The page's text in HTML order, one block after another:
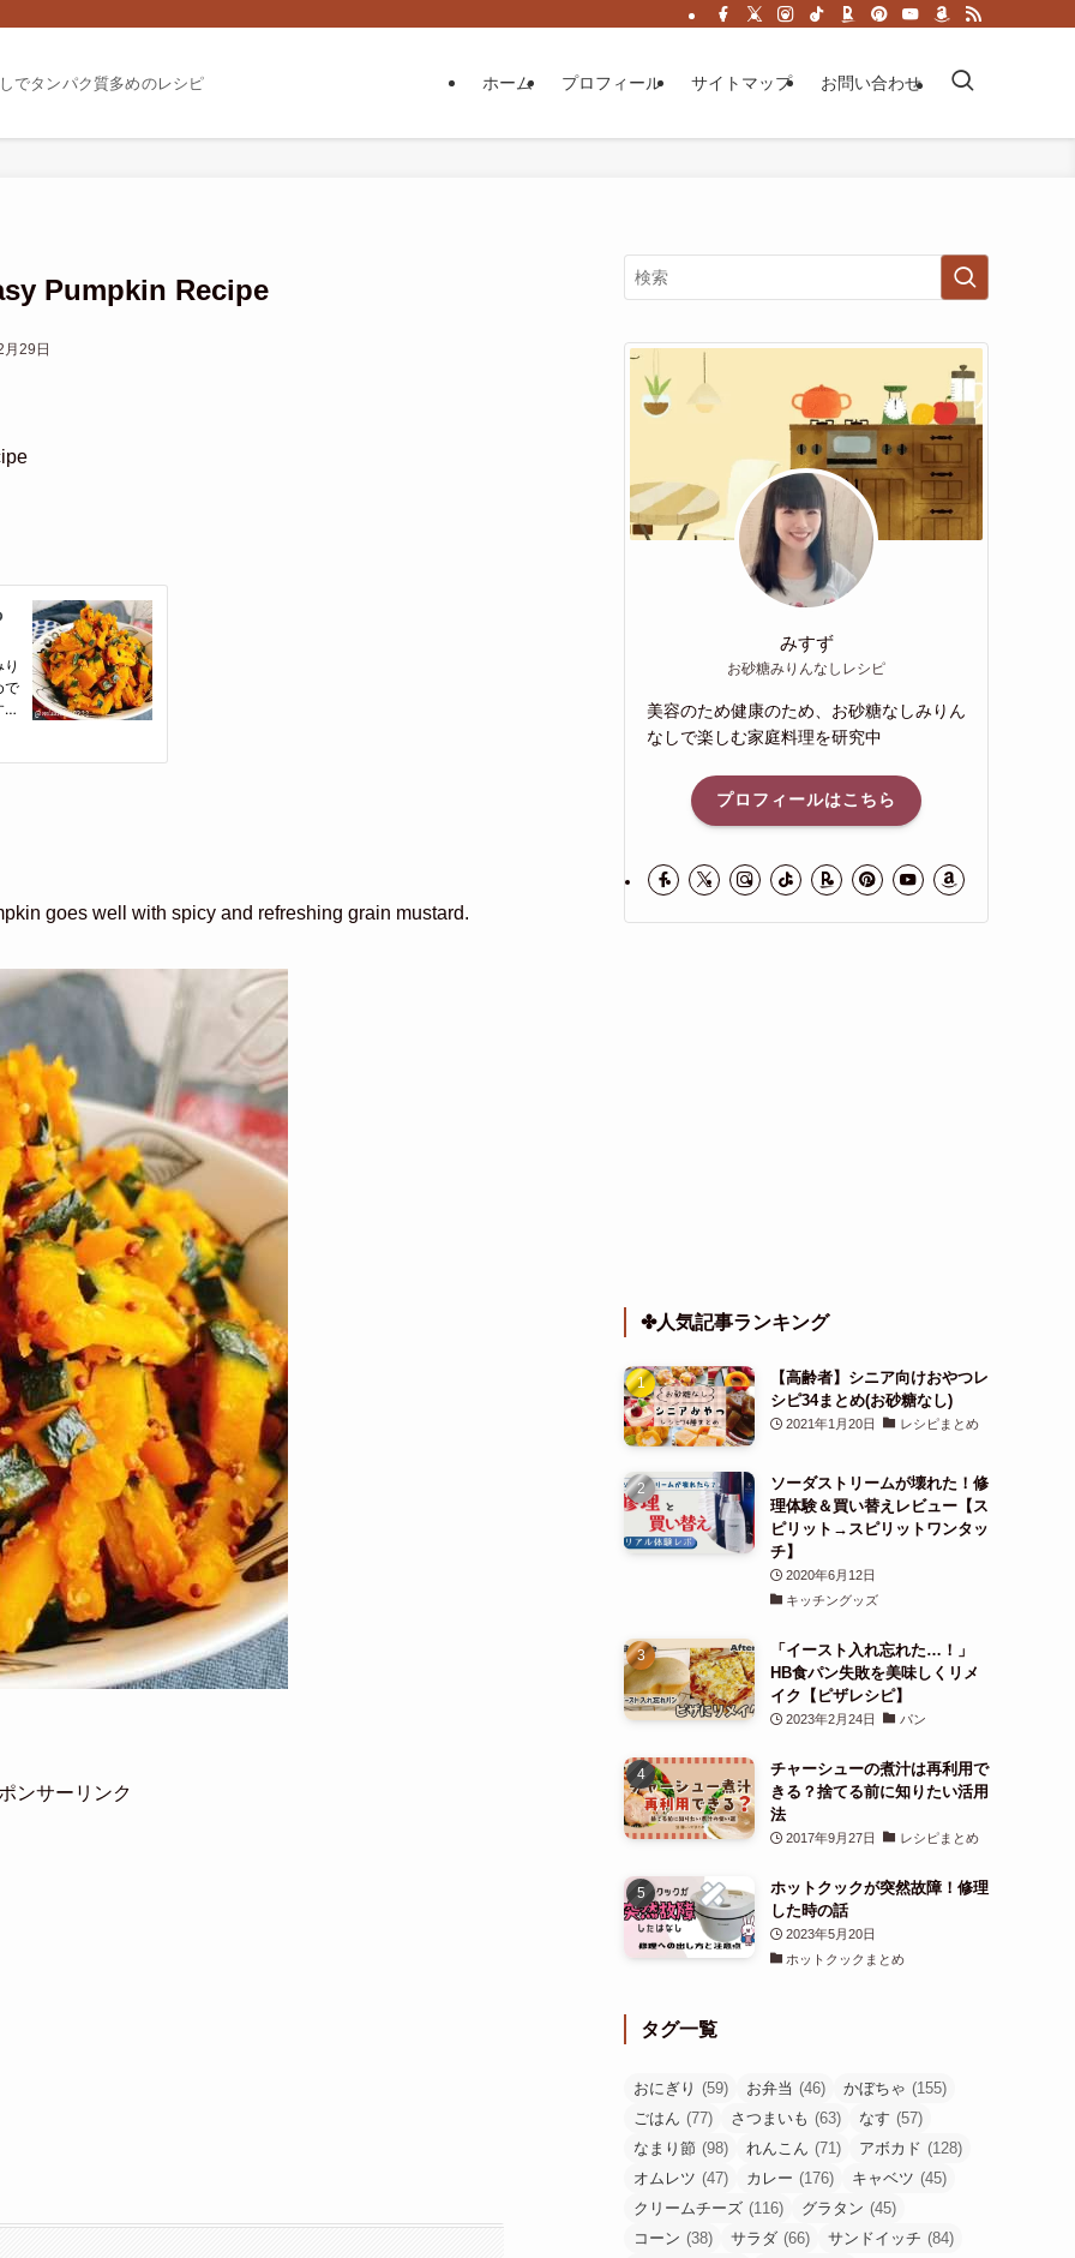
でタンパク質多めのレシピ ホーム プロフィール サイトマップ お問い合わせ
Pumpkin Recipe
29日
goes well with spicy and refreshing grain mustard.
ンサーリンク
みすず
お砂糖みりんなしレシピ
美容のため健康のため、お砂糖なしみりん
なしで楽しむ家庭料理を研究中
プロフィールはこちら
✤人気記事ランキング
【高齢者】シニア向けおやつレ
シピ34まとめ(お砂糖なし)
2021年1月20日 レシピまとめ
ソーダストリームが壊れた！修
理体験＆買い替えレビュー【ス
ピリット→スピリットワンタッ
チ】
2020年6月12日
キッチングッズ
「イースト入れ忘れた…！」
HB食パン失敗を美味しくリメ
イク【ピザレシピ】
2023年2月24日 パン
チャーシューの煮汁は再利用で
きる？捨てる前に知りたい活用
法
2017年9月27日 レシピまとめ
ホットクックが突然故障！修理
した時の話
2023年5月20日
ホットクックまとめ
タグ一覧
おにぎり (59) お弁当 (46) かぼちゃ (155)
ごはん (77) さつまいも (63) なす (57)
なまり節 (98) れんこん (71) アボカド (128)
オムレツ (47) カレー (176) キャベツ (45)
クリームチーズ (116) グラタン (45)
コーン (38) サラダ (66) サンドイッチ (84)